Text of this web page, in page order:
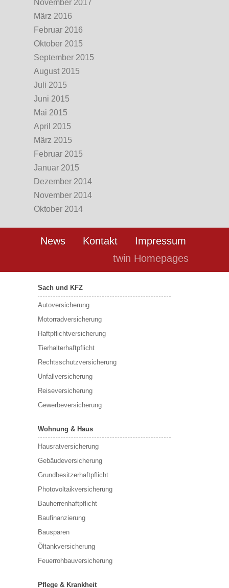
November 2017
März 2016
Februar 2016
Oktober 2015
September 2015
August 2015
Juli 2015
Juni 2015
Mai 2015
April 2015
März 2015
Februar 2015
Januar 2015
Dezember 2014
November 2014
Oktober 2014
News Kontakt
Impressum
twin Homepages
Sach und KFZ
Autoversicherung
Motorradversicherung
Haftpflichtversicherung
Tierhalterhaftpflicht
Rechtsschutzversicherung
Unfallversicherung
Reiseversicherung
Gewerbeversicherung
Wohnung & Haus
Hausratversicherung
Gebäudeversicherung
Grundbesitzerhaftpflicht
Photovoltaikversicherung
Bauherrenhaftpflicht
Baufinanzierung
Bausparen
Öltankversicherung
Feuerrohbauversicherung
Pflege & Krankheit